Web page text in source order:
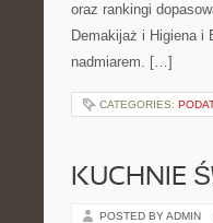
oraz rankingi
Demakijaż i Higiena i
nadmiarem. […]
CATEGORIES:
KUCHNIE
POSTED BY ADMIN